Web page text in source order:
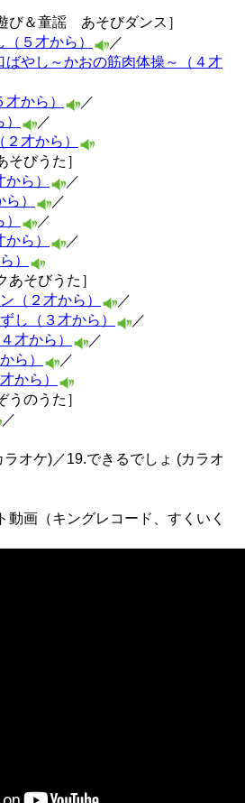
び＆童謡 あそびダンス］
５才から）
／
ばやし～かおの筋肉体操～（４才
から）
／
／
才から）
びうた］
ら）
／
）
／
／
ら）
／
）
あそびうた］
（２才から）
／
し（３才から）
／
才から）
／
ら）
／
から）
うのうた］
／
オケ)／19.できるでしょ (カラオ
画（キングレコード、すくいく